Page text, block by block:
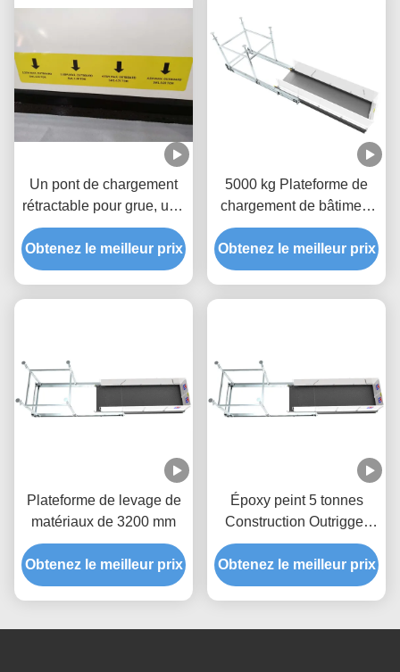
Un pont de chargement
rétractable pour grue, une
plateforme de levage de
5000 kg
Obtenez le meilleur prix
5000 kg Plateforme de
chargement de bâtiment
Galvanisation à chaud
MLP4200
Obtenez le meilleur prix
Plateforme de levage de
matériaux de 3200 mm
Obtenez le meilleur prix
Époxy peint 5 tonnes
Construction Outrigger
Plateforme Conception
compacte
Obtenez le meilleur prix